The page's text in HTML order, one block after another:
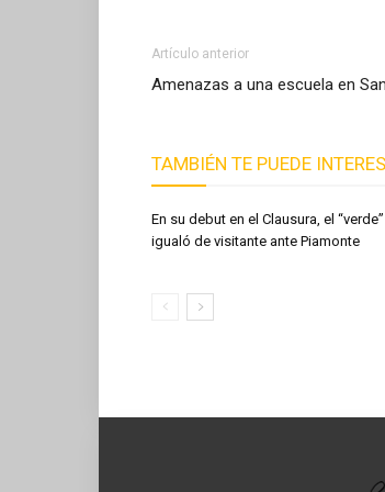
Artículo anterior
Amenazas a una escuela en
TAMBIÉN TE PUEDE
En su debut en el Clausura, el “verde”
igualó de visitante ante Piamonte